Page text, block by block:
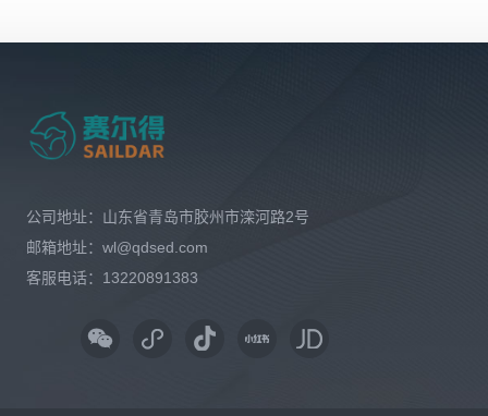
公司地址：山东省青岛市胶州市滦河路2号
邮箱地址：wl@qdsed.com
客服电话：13220891383